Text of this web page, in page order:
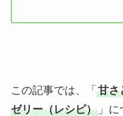
この記事では、「 甘さ
ゼリー（レシピ）」に